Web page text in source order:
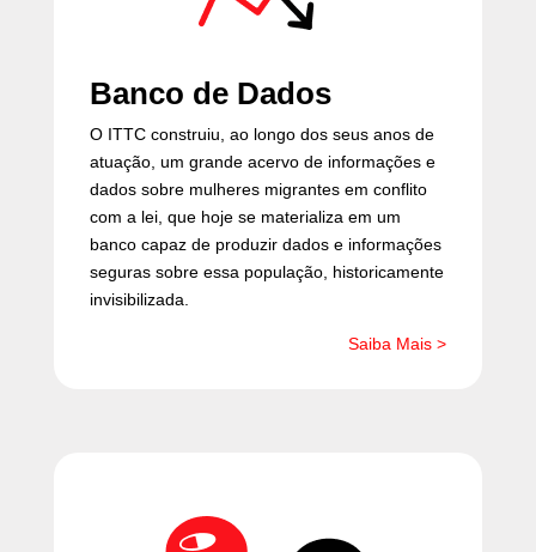
Banco de Dados
O ITTC construiu, ao longo dos seus anos de
atuação, um grande acervo de informações e
dados sobre mulheres migrantes em conflito
com a lei, que hoje se materializa em um
banco capaz de produzir dados e informações
seguras sobre essa população, historicamente
invisibilizada.
Saiba Mais >